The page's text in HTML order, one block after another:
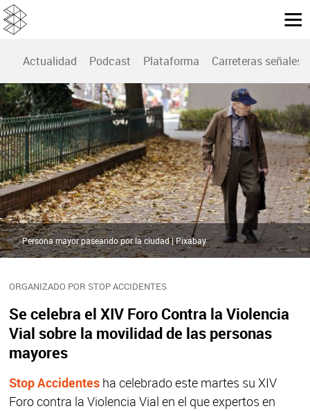
Actualidad Podcast Plataforma Carreteras señales
ORGANIZADO POR STOP ACCIDENTES
Se celebra el XIV Foro Contra la Violencia
Vial sobre la movilidad de las personas
mayores
Stop Accidentesha celebrado este martes su XIV
Foro contra la Violencia Vial en el que expertos en
Persona mayor paseando por la ciudad | Pixabay